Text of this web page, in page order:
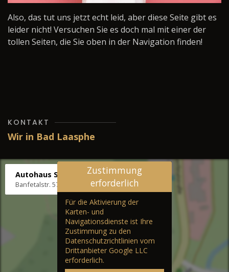
Also, das tut uns jetzt echt leid, aber diese Seite gibt es
leider nicht! Versuchen Sie es doch mal mit einer der
tollen Seiten, die Sie oben in der Navigation finden!
KONTAKT
Wir in Bad Laasphe
Autohaus Stenger
Banfetalstr. 57, 57334 Bad Laasphe
Zustimmung
erforderlich
Für die Aktivierung der
Karten- und
Navigationsdienste ist Ihre
Zustimmung zu den
Datenschutzrichtlinien vom
Drittanbieter Google LLC
erforderlich.